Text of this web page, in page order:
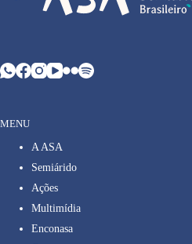
MENU
A ASA
Semiárido
Ações
Multimídia
Enconasa